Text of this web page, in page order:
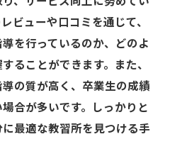
ビューや口コミを通じて、
を行っているのか、どのよ
ることができます。また、
の質が高く、卒業生の成績
合が多いです。しっかりと
最適な教習所を見つける手